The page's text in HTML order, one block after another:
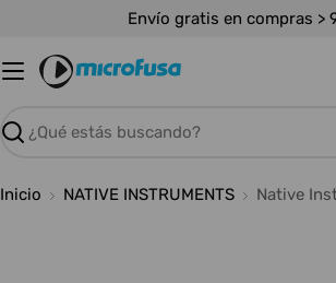
contenido
Envío gratis en compras >
Buscar
Inicio NATIVE INSTRUMENTS Native